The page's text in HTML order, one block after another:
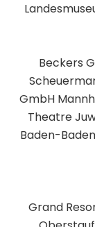
Beckers
GmbH
Theatre
Baden-
Grand